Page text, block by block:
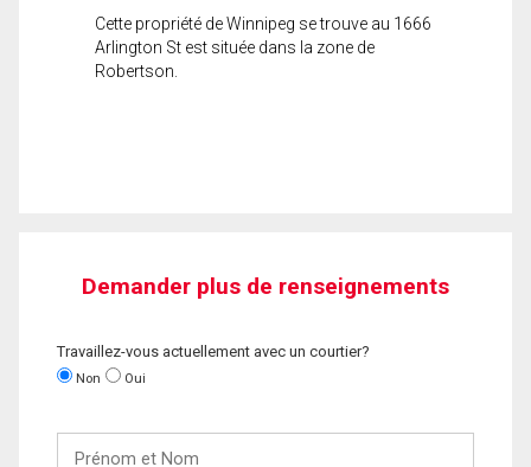
Cette propriété de Winnipeg se trouve au 1666
Arlington St est située dans la zone de
Robertson.
Demander plus de renseignements
Travaillez-vous actuellement avec un courtier?
Non Oui